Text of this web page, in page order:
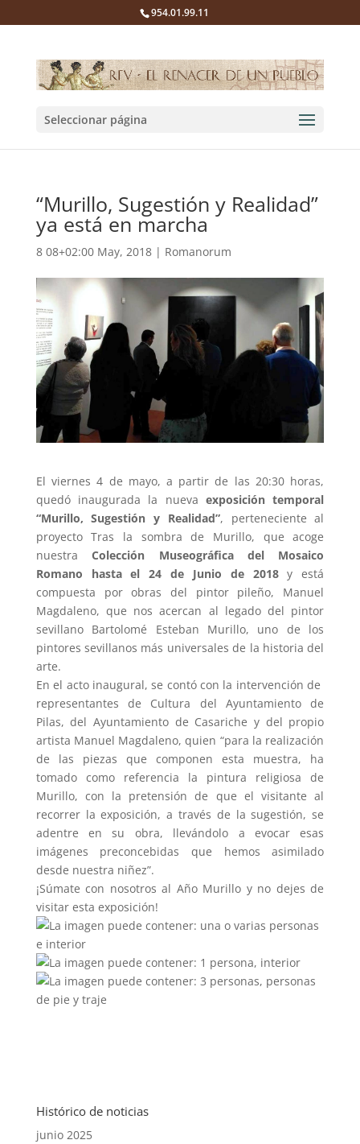
954.01.99.11
Seleccionar página
“Murillo, Sugestión y Realidad”
ya está en marcha
8 08+02:00 May, 2018| Romanorum
El viernes 4 de mayo, a partir de las 20:30 horas,
quedó inaugurada la nueva exposición temporal
“Murillo, Sugestión y Realidad”, perteneciente al
proyecto Tras la sombra de Murillo, que acoge
nuestraColección Museográfica del Mosaico
Romano hasta el 24 de Junio de 2018y está
compuesta por obras del pintor pileño, Manuel
Magdaleno, que nos acercan al legado del pintor
sevillano Bartolomé Esteban Murillo, uno de los
pintores sevillanos más universales de la historia del
arte.
En el acto inaugural, se contó con la intervención de
representantes de Cultura del Ayuntamiento de
Pilas, del Ayuntamiento de Casariche y del propio
artista Manuel Magdaleno, quien “para la realización
de las piezas que componen esta muestra, ha
tomado como referencia la pintura religiosa de
Murillo, con la pretensión de que el visitante al
recorrer la exposición, a través de la sugestión, se
adentre en su obra, llevándolo a evocar esas
imágenes preconcebidas que hemos asimilado
desde nuestra niñez”.
¡Súmate con nosotros al Año Murillo y no dejes de
visitar esta exposición!
Histórico de noticias
junio 2025